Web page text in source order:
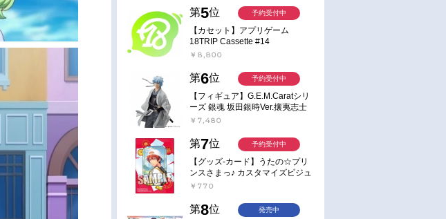
第5位
【カセット】アプリゲーム
18TRIP Cassette #14
￥8,800
予約受付中
第6位
【フィギュア】G.E.M.Caratシリ
ーズ 銀魂 坂田銀時Ver.攘夷志士
完成品フィギュア
￥7,480
予約受付中
第7位
【グッズ-カード】うたの☆プリ
ンスさまっ♪ カスタマイズビジュ
アルカードコレクション Best
￥770
予約受付中
第8位 発売中